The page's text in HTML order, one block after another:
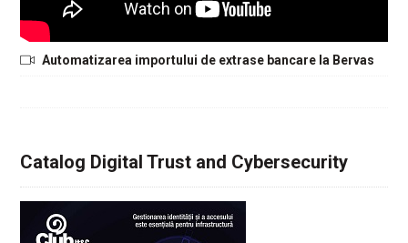
Automatizarea importului de extrase bancare la Bervas
Catalog Digital Trust and Cybersecurity